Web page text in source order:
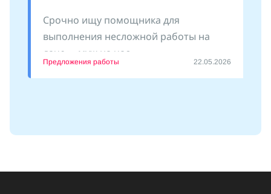
Срочно ищу помощника для
выполнения несложной работы на
даче - «муж на час»
Предложения работы 22.05.2026